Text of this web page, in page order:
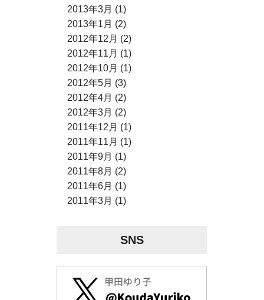
2013年3月 (1)
2013年1月 (2)
2012年12月 (2)
2012年11月 (1)
2012年10月 (1)
2012年5月 (3)
2012年4月 (2)
2012年3月 (2)
2011年12月 (1)
2011年11月 (1)
2011年9月 (1)
2011年8月 (2)
2011年6月 (1)
2011年3月 (1)
SNS